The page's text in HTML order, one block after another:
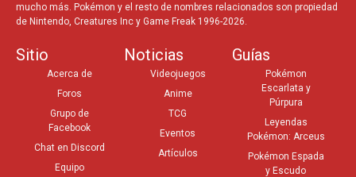
mucho más. Pokémon y el resto de nombres relacionados son propiedad
de Nintendo, Creatures Inc y Game Freak 1996-2026.
Sitio
Acerca de
Foros
Grupo de
Facebook
Chat en Discord
Equipo
Noticias
Videojuegos
Anime
TCG
Eventos
Artículos
Guías
Pokémon
Escarlata y
Púrpura
Leyendas
Pokémon: Arceus
Pokémon Espada
y Escudo